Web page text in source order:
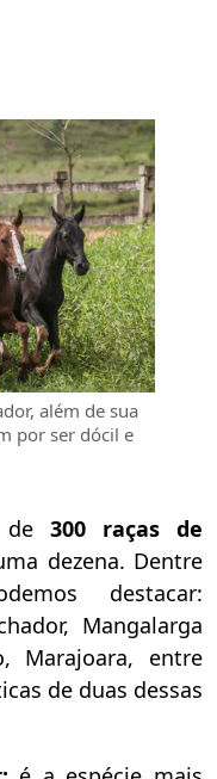
além de sua
por ser dócil e
de 300 raças de
dezena. Dentre
destacar:
Mangalarga
Marajoara, entre
de duas dessas